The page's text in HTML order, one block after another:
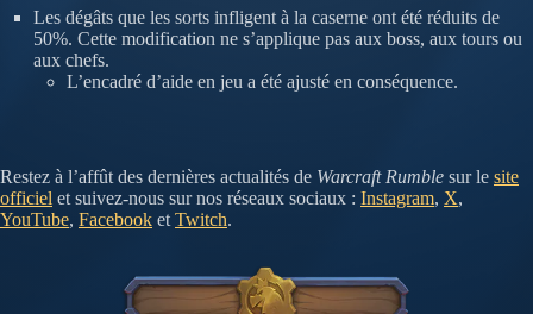
Les dégâts que les sorts infligent à la caserne ont été réduits de
50%. Cette modification ne s’applique pas aux boss, aux tours ou
aux chefs.
L’encadré d’aide en jeu a été ajusté en conséquence.
Restez à l’affût des dernières actualités de Warcraft Rumble sur le site
officiel et suivez-nous sur nos réseaux sociaux : Instagram, X,
YouTube, Facebook et Twitch.